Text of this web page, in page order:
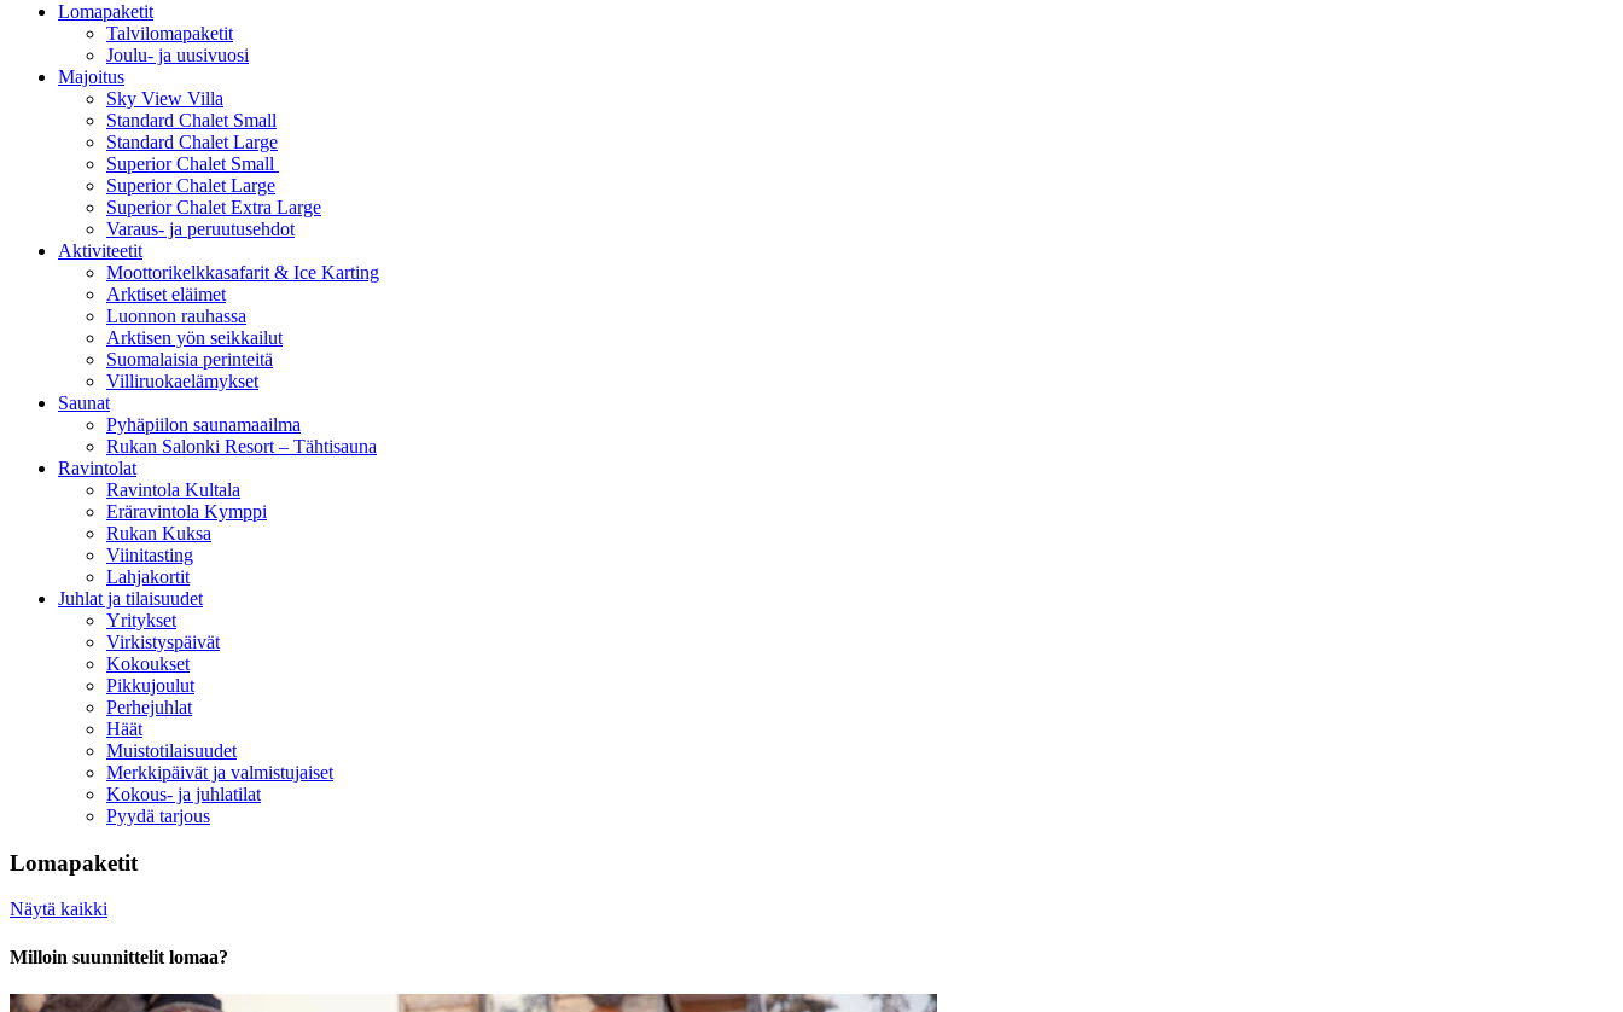
Lomapaketit
Talvilomapaketit
Joulu- ja uusivuosi
Majoitus
Sky View Villa
Standard Chalet Small
Standard Chalet Large
Superior Chalet Small
Superior Chalet Large
Superior Chalet Extra Large
Varaus- ja peruutusehdot
Aktiviteetit
Moottorikelkkasafarit & Ice Karting
Arktiset eläimet
Luonnon rauhassa
Arktisen yön seikkailut
Suomalaisia perinteitä
Villiruokaelämykset
Saunat
Pyhäpiilon saunamaailma
Rukan Salonki Resort – Tähtisauna
Ravintolat
Ravintola Kultala
Eräravintola Kymppi
Rukan Kuksa
Viinitasting
Lahjakortit
Juhlat ja tilaisuudet
Yritykset
Virkistyspäivät
Kokoukset
Pikkujoulut
Perhejuhlat
Häät
Muistotilaisuudet
Merkkipäivät ja valmistujaiset
Kokous- ja juhlatilat
Pyydä tarjous
Lomapaketit
Näytä kaikki
Milloin suunnittelit lomaa?